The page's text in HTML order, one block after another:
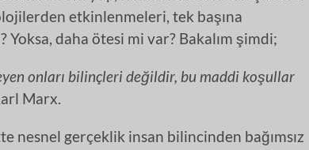
etkinlenmeleri, tek başına
Yoksa, daha ötesi mi var? Bakalım şimdi;
onları bilinçleri değildir, bu maddi koşullar
Marx.
nesnel gerçeklik insan bilincinden bağımsız